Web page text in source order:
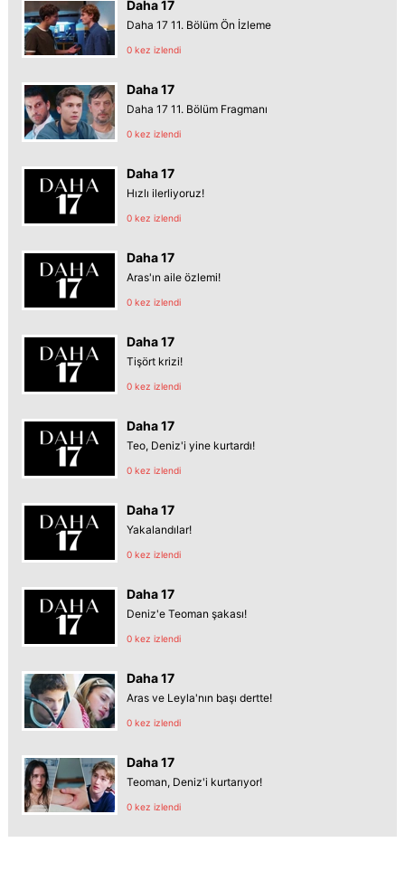
Daha 17
Daha 17 11. Bölüm Ön İzleme
0 kez izlendi
Daha 17
Daha 17 11. Bölüm Fragmanı
0 kez izlendi
Daha 17
Hızlı ilerliyoruz!
0 kez izlendi
Daha 17
Aras'ın aile özlemi!
0 kez izlendi
Daha 17
Tişört krizi!
0 kez izlendi
Daha 17
Teo, Deniz'i yine kurtardı!
0 kez izlendi
Daha 17
Yakalandılar!
0 kez izlendi
Daha 17
Deniz'e Teoman şakası!
0 kez izlendi
Daha 17
Aras ve Leyla'nın başı dertte!
0 kez izlendi
Daha 17
Teoman, Deniz'i kurtarıyor!
0 kez izlendi